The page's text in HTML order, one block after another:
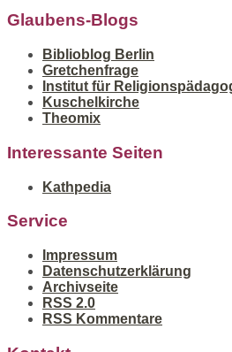
Glaubens-Blogs
Biblioblog Berlin
Gretchenfrage
Institut für
Kuschelkirche
Theomix
Interessante Seiten
Kathpedia
Service
Impressum
Datenschutzerklärung
Archivseite
RSS 2.0
RSS Kommentare